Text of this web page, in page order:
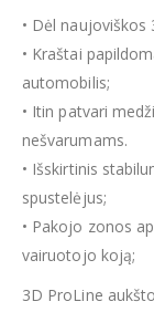
• Dėl
• Kraštai
automobilis;
• Itin patvari
nešvarumams.
• Išskirtinis
spustelėjus;
• Pakojo zonos
vairuotojo koją;
3D ProLine